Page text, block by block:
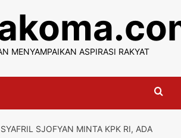
MENYAMPAIKAN ASPIRASI RAKYAT
SYAFRIL SJOFYAN MINTA KPK RI, ADA